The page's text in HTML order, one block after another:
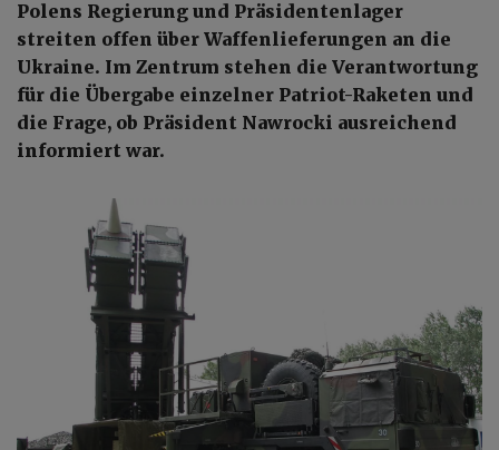
Polens Regierung und Präsidentenlager
streiten offen über Waffenlieferungen an die
Ukraine. Im Zentrum stehen die Verantwortung
für die Übergabe einzelner Patriot-Raketen und
die Frage, ob Präsident Nawrocki ausreichend
informiert war.